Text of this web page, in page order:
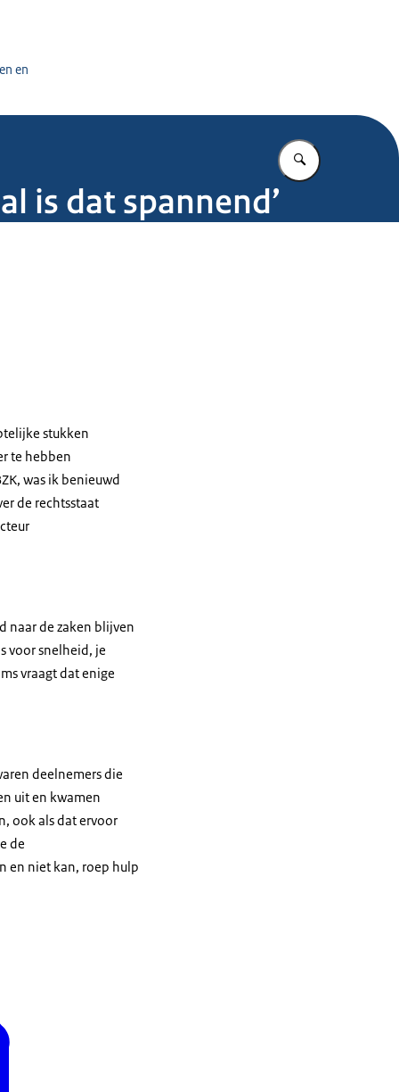
en
Vul in wat u
is dat spannend’
stukken
te hebben
was ik benieuwd
de rechtsstaat
naar de zaken blijven
voor snelheid, je
vraagt dat enige
deelnemers die
uit en kwamen
ook als dat ervoor
de
en niet kan, roep hulp